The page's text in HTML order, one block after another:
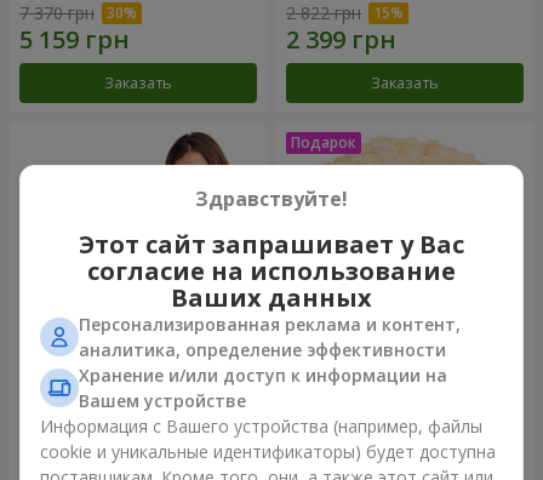
7 370 грн
Заказать
2 822 грн
Заказать
151 красная роза
15 744 грн
Букет "Очей очарованье"
4 074 грн
Здравствуйте!
Этот сайт запрашивает у Вас
согласие на использование
Ваших данных
Персонализированная реклама и контент,
аналитика, определение эффективности
Хранение и/или доступ к информации на
Вашем устройстве
Информация с Вашего устройства (например, файлы
cookie и уникальные идентификаторы) будет доступна